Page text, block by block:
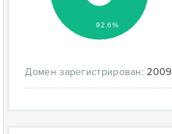
92.6%
Домен зарегистрирован: